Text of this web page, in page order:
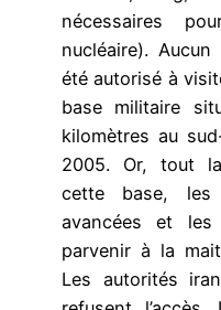
nécessaires
nucléaire). Aucun
été autorisé à
base militaire
kilomètres au
2005. Or, tout
cette base, les
avancées et
parvenir à la
Les autorités